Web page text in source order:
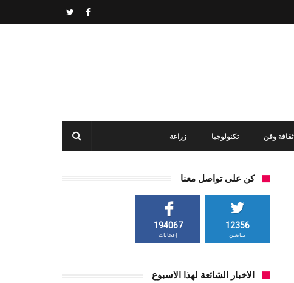
ثقافة وفن تكنولوجيا زراعة
كن على تواصل معنا
12356
متابعين
194067
إعجابات
الاخبار الشائعة لهذا الاسبوع